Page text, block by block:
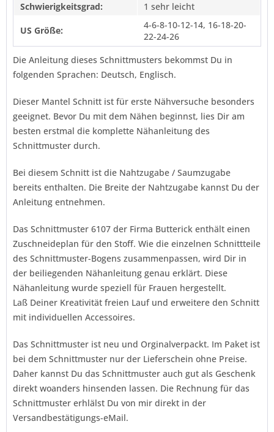
Schwierigkeitsgrad:
1 sehr leicht
US Größe:
4-6-8-10-12-14, 16-18-20-
22-24-26
Die Anleitung dieses Schnittmusters bekommst Du in
folgenden Sprachen: Deutsch, Englisch.
Dieser Mantel Schnitt ist für erste Nähversuche besonders
geeignet. Bevor Du mit dem Nähen beginnst, lies Dir am
besten erstmal die komplette Nähanleitung des
Schnittmuster durch.
Bei diesem Schnitt ist die Nahtzugabe / Saumzugabe
bereits enthalten. Die Breite der Nahtzugabe kannst Du der
Anleitung entnehmen.
Das Schnittmuster 6107 der Firma Butterick enthält einen
Zuschneideplan für den Stoff. Wie die einzelnen Schnittteile
des Schnittmuster-Bogens zusammenpassen, wird Dir in
der beiliegenden Nähanleitung genau erklärt. Diese
Nähanleitung wurde speziell für Frauen hergestellt.
Laß Deiner Kreativität freien Lauf und erweitere den Schnitt
mit individuellen Accessoires.
Das Schnittmuster ist neu und Orginalverpackt. Im Paket ist
bei dem Schnittmuster nur der Lieferschein ohne Preise.
Daher kannst Du das Schnittmuster auch gut als Geschenk
direkt woanders hinsenden lassen. Die Rechnung für das
Schnittmuster erhlälst Du von mir direkt in der
Versandbestätigungs-eMail.